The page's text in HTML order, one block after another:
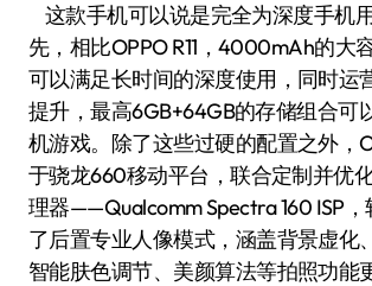
这款手机可以说是完全为深度手机
先，相比OPPO R11，4000mAh的大
可以满足长时间的深度使用，同时运
提升，最高6GB+64GB的存储组合可
机游戏。除了这些过硬的配置之外，
于骁龙660移动平台，联合定制并优
理器——Qualcomm Spectra 160 ISP
了后置专业人像模式，涵盖背景虚化
智能肤色调节、美颜算法等拍照功能